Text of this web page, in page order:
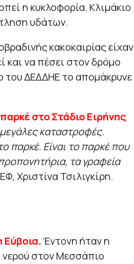
η κυκλοφορία. Κλιμάκιο
υδάτων.
κακοκαιρίας είχαν
και να πέσει στον δρόμο
του ΔΕΔΔΗΕ το απομάκρυνε
στο Στάδιο Ειρήνης
καταστροφές.
παρκέ. Είναι το παρκέ που
τα γραφεία
Χριστίνα Τσιλιγκίρη.
Εύβοια.Έντονη ήταν η
στον Μεσσάπιο